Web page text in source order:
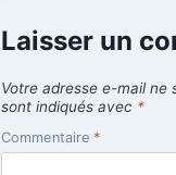
Laisser un
Votre adresse e-mail ne
sont indiqués avec *
Commentaire *